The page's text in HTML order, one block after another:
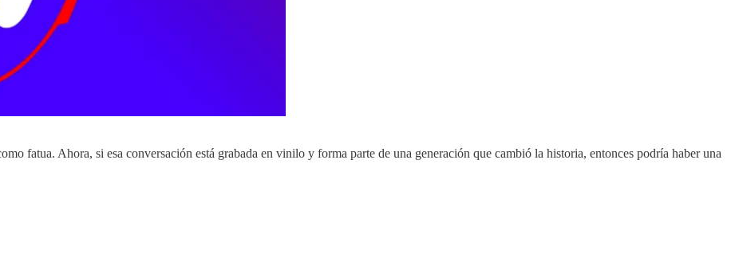
fatua. Ahora, si esa conversación está grabada en vinilo y forma parte de una generación que cambió la historia, entonces podría haber una